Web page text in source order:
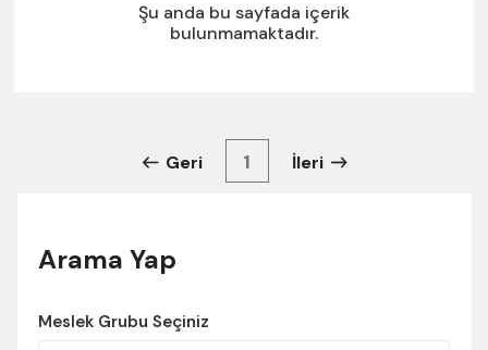
Arama Yap
Meslek Grubu Seçiniz
Şu anda bu sayfada içerik
bulunmamaktadır.
Geri 1 İleri